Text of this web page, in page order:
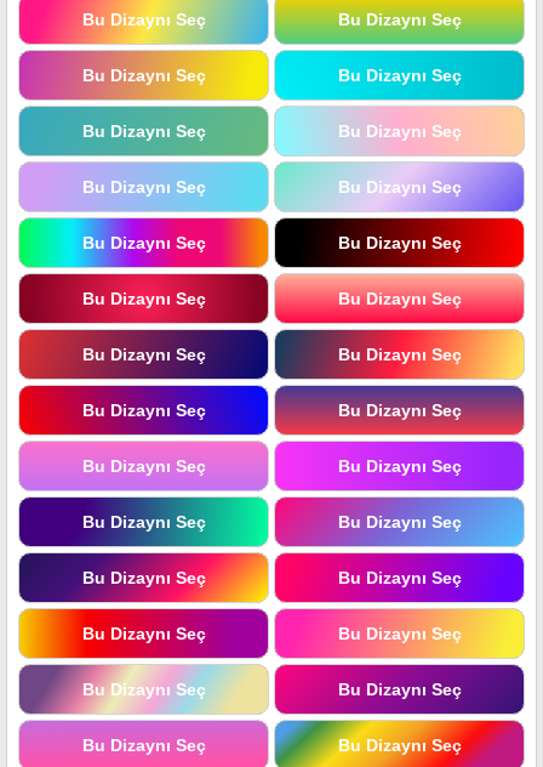
Bu Dizaynı Seç Bu Dizaynı Seç
Bu Dizaynı Seç Bu Dizaynı Seç
Bu Dizaynı Seç Bu Dizaynı Seç
Bu Dizaynı Seç Bu Dizaynı Seç
Bu Dizaynı Seç Bu Dizaynı Seç
Bu Dizaynı Seç Bu Dizaynı Seç
Bu Dizaynı Seç Bu Dizaynı Seç
Bu Dizaynı Seç Bu Dizaynı Seç
Bu Dizaynı Seç Bu Dizaynı Seç
Bu Dizaynı Seç Bu Dizaynı Seç
Bu Dizaynı Seç Bu Dizaynı Seç
Bu Dizaynı Seç Bu Dizaynı Seç
Bu Dizaynı Seç Bu Dizaynı Seç
Bu Dizaynı Seç Bu Dizaynı Seç